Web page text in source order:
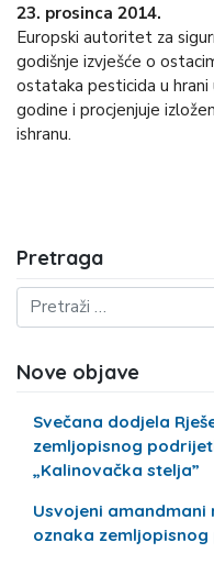
23. prosinca 2014.
Europski autoritet za
godišnje izvješće o
ostataka pesticida u hrani
godine i procjenjuje
ishranu.
Pretraga
Nove objave
Svečana dodjela
zemljopisnog
„Kalinovačka stelja”
Usvojeni
oznaka